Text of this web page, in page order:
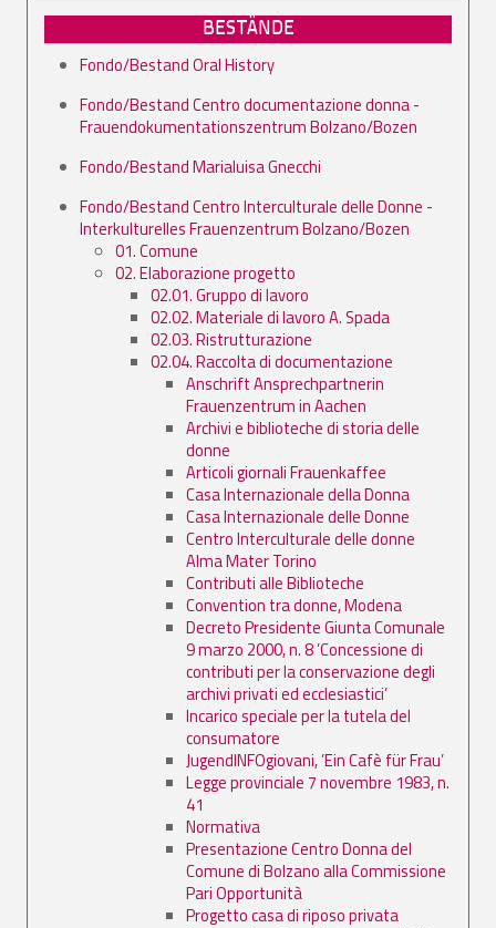
BESTÄNDE
Fondo/Bestand Oral History
Fondo/Bestand Centro documentazione donna -
Frauendokumentationszentrum Bolzano/Bozen
Fondo/Bestand Marialuisa Gnecchi
Fondo/Bestand Centro Interculturale delle Donne -
Interkulturelles Frauenzentrum Bolzano/Bozen
01. Comune
02. Elaborazione progetto
02.01. Gruppo di lavoro
02.02. Materiale di lavoro A. Spada
02.03. Ristrutturazione
02.04. Raccolta di documentazione
Anschrift Ansprechpartnerin
Frauenzentrum in Aachen
Archivi e biblioteche di storia delle
donne
Articoli giornali Frauenkaffee
Casa Internazionale della Donna
Casa Internazionale delle Donne
Centro Interculturale delle donne
Alma Mater Torino
Contributi alle Biblioteche
Convention tra donne, Modena
Decreto Presidente Giunta Comunale
9 marzo 2000, n. 8 ’Concessione di
contributi per la conservazione degli
archivi privati ed ecclesiastici’
Incarico speciale per la tutela del
consumatore
JugendINFOgiovani, ’Ein Cafè für Frau’
Legge provinciale 7 novembre 1983, n.
41
Normativa
Presentazione Centro Donna del
Comune di Bolzano alla Commissione
Pari Opportunità
Progetto casa di riposo privata